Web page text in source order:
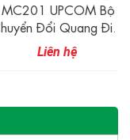
UPCOM Bộ
Đổi Quang Điện
Sang Ethernet
100/1000M
Liên hệ